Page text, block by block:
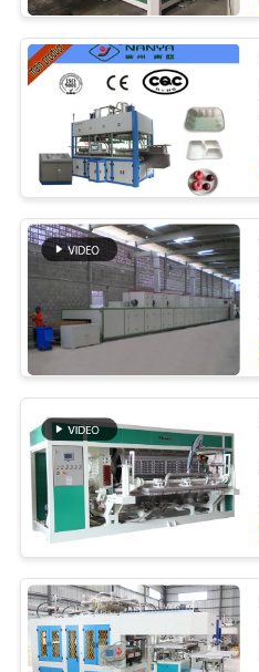
WYCIECZKA
PO
FABRYCE
KONTROLA
JAKOŚCI
SKONTAKTUJ
SIĘ
NAMI
AKTUALNOŚCI
SITEMAP
PRIVACY
POLICY